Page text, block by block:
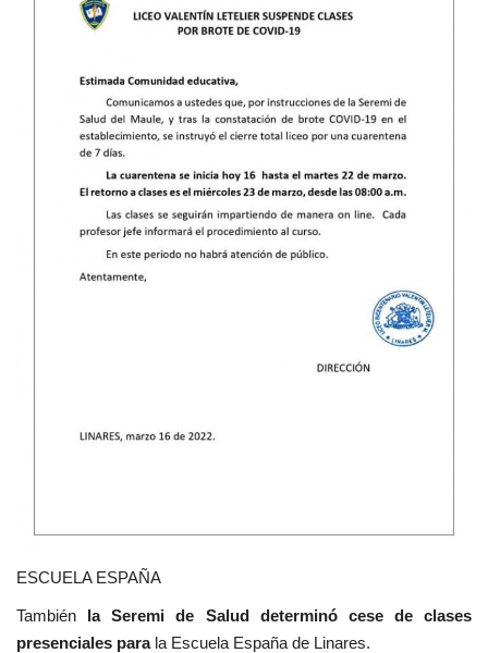
ESCUELA ESPAÑA
También la Seremi de Salud determinó cese de clases
presenciales parala Escuela España de Linares.